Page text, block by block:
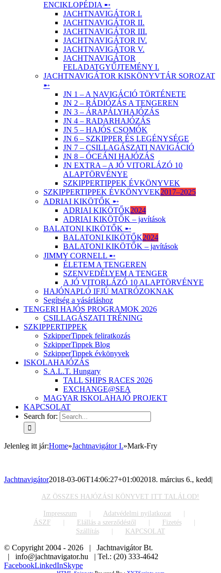
ENCIKLOPÉDIA ➸
JACHTNAVIGÁTOR I.
JACHTNAVIGÁTOR II.
JACHTNAVIGÁTOR III.
JACHTNAVIGÁTOR IV.
JACHTNAVIGÁTOR V.
JACHTNAVIGÁTOR
FELADATGYŰJTEMÉNY I.
JACHTNAVIGÁTOR KISKÖNYVTÁR SOROZAT
➸
JN 1 – A NAVIGÁCIÓ TÖRTÉNETE
JN 2 – RÁDIÓZÁS A TENGEREN
JN 3 – ÁRAPÁLYHAJÓZÁS
JN 4 – RADARHAJÓZÁS
JN 5 – HAJÓS CSOMÓK
JN 6 – SZKIPPER ÉS LEGÉNYSÉGE
JN 7 – CSILLAGÁSZATI NAVIGÁCIÓ
JN 8 – ÓCEÁNI HAJÓZÁS
JN EXTRA – A JÓ VITORLÁZÓ 10
ALAPTÖRVÉNYE
SZKIPPERTIPPEK ÉVKÖNYVEK
SZKIPPERTIPPEK ÉVKÖNYVEK2017–2025
ADRIAI KIKÖTŐK ➸
ADRIAI KIKÖTŐK2024
ADRIAI KIKÖTŐK – javítások
BALATONI KIKÖTŐK ➸
BALATONI KIKÖTŐK2024
BALATONI KIKÖTŐK – javítások
JIMMY CORNELL ➸
ÉLETEM A TENGEREN
SZENVEDÉLYEM A TENGER
A JÓ VITORLÁZÓ 10 ALAPTÖRVÉNYE
HAJÓNAPLÓ IFJÚ MATRÓZOKNAK
Segítség a vásárláshoz
TENGERI HAJÓS PROGRAMOK 2026
CSILLAGÁSZATI TRÉNING
SZKIPPERTIPPEK
SzkipperTippek feliratkozás
SzkipperTippek Blog
SzkipperTippek évkönyvek
ISKOLAHAJÓZÁS
S.A.L.T. Hungary
TALL SHIPS RACES 2026
EXCHANGE@SEA
MAGYAR ISKOLAHAJÓ PROJEKT
KAPCSOLAT
Search for:
Jelenleg itt jár:Home»Jachtnavigátor I.»Mark-Fry
Jachtnavigátor2018-03-06T14:06:27+01:002018. március 6., kedd|
AZ ÖSSZES HAJÓZÁSI KÖNYVET ITT TALÁLOD!
Impresszum
Adatvédelmi nyilatkozat
ÁSZF
Elállás a szerződéstől
Fizetés
Szállítás
KAPCSOLAT
© Copyright 2004 - 2026 | Jachtnavigátor Bt.
| info@jachtnavigator.hu | Tel.: (20) 333-4642
FacebookLinkedInSkype